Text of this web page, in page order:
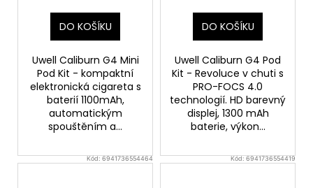
DO KOŠÍKU
Uwell Caliburn G4 Mini
Pod Kit - kompaktní
elektronická cigareta s
baterií 1100mAh,
automatickým
spouštěním a...
DO KOŠÍKU
Uwell Caliburn G4 Pod
Kit - Revoluce v chuti s
PRO-FOCS 4.0
technologií. HD barevný
displej, 1300 mAh
baterie, výkon...
Kód:6941736554464 Kód:6941736554419